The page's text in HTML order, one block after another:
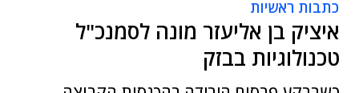
כתבות ראשיות
איציק בן אליעזר מונה לסמנכ"ל
טכנולוגיות בבזק